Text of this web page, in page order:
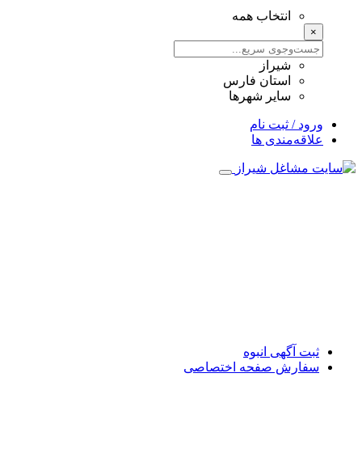
انتخاب همه
×
شیراز
استان فارس
سایر شهرها
ورود / ثبت نام
علاقه‌مندی ها
ثبت آگهی انبوه
سفارش صفحه اختصاصی